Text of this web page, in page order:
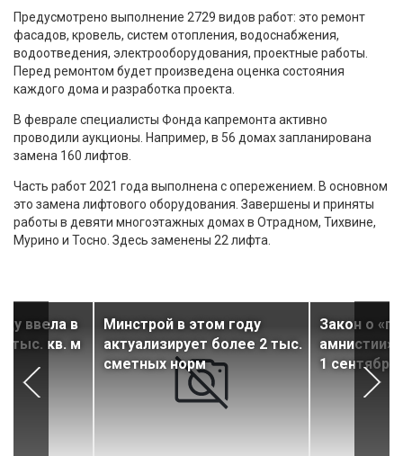
Предусмотрено выполнение 2729 видов работ: это ремонт
фасадов, кровель, систем отопления, водоснабжения,
водоотведения, электрооборудования, проектные работы.
Перед ремонтом будет произведена оценка состояния
каждого дома и разработка проекта.
В феврале специалисты Фонда капремонта активно
проводили аукционы. Например, в 56 домах запланирована
замена 160 лифтов.
Часть работ 2021 года выполнена с опережением. В основном
это замена лифтового оборудования. Завершены и приняты
работы в девяти многоэтажных домах в Отрадном, Тихвине,
Мурино и Тосно. Здесь заменены 22 лифта.
ввела в
тыс. кв. м
Минстрой в этом году
актуализирует более 2 тыс.
сметных норм
Закон о
амнистии»
1 сентября